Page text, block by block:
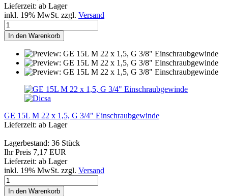
Lieferzeit: ab Lager
inkl. 19% MwSt. zzgl. Versand
In den Warenkorb
GE 15L M 22 x 1,5, G 3/4" Einschraubgewinde
Lieferzeit: ab Lager
Lagerbestand: 36 Stück
Ihr Preis 7,17 EUR
Lieferzeit: ab Lager
inkl. 19% MwSt. zzgl. Versand
In den Warenkorb